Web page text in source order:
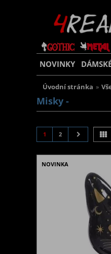
NOVINKY
Úvodní stránka »
Misky -
1 2
NOVINKA